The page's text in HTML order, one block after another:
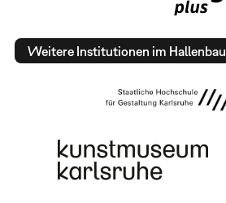
Weitere Institutionen im Hallenbau